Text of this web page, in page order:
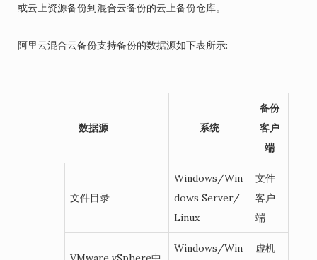
或云上资源备份到混合云备份的云上备份仓库。
阿里云混合云备份支持备份的数据源如下表所示:
数据源 系统
备份
客户
端
文件目录
Windows/Win
dows Server/
Linux
文件
客户
端
Windows/Win
虚机